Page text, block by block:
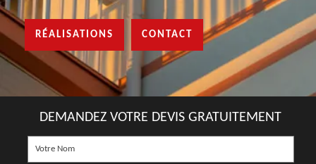
RÉALISATIONS CONTACT
DEMANDEZ VOTRE DEVIS GRATUITEMENT